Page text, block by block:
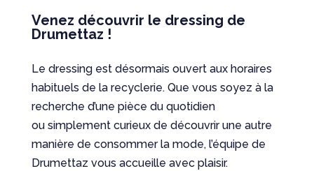
Venez découvrir le dressing de
Drumettaz !
Le dressing est désormais ouvert aux horaires
habituels de la recyclerie. Que vous soyez à la
recherche d’une pièce du quotidien
ou simplement curieux de découvrir une autre
manière de consommer la mode, l’équipe de
Drumettaz vous accueille avec plaisir.